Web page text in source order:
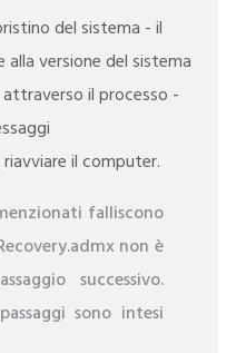
del sistema - il
alla versione del sistema
il processo -
il computer.
falliscono
non è
successivo.
sono intesi